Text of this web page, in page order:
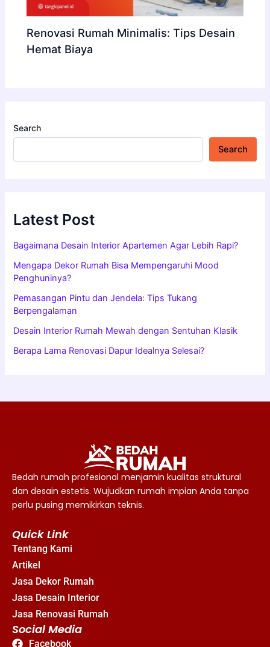
Renovasi Rumah Minimalis: Tips Desain
Hemat Biaya
Search
Search
Latest Post
Bagaimana Desain Interior Apartemen Agar Lebih Rapi?
Mengapa Dekor Rumah Bisa Mempengaruhi Mood
Penghuninya?
Pemasangan Pintu dan Jendela: Tips Tukang
Berpengalaman
Desain Interior Rumah Mewah dengan Sentuhan Klasik
Berapa Lama Renovasi Dapur Idealnya Selesai?
Bedah rumah profesional menjamin kualitas struktural
dan desain estetis. Wujudkan rumah impian Anda tanpa
perlu pusing memikirkan teknis.
Quick Link
Tentang Kami
Artikel
Jasa Dekor Rumah
Jasa Desain Interior
Jasa Renovasi Rumah
Social Media
Facebook